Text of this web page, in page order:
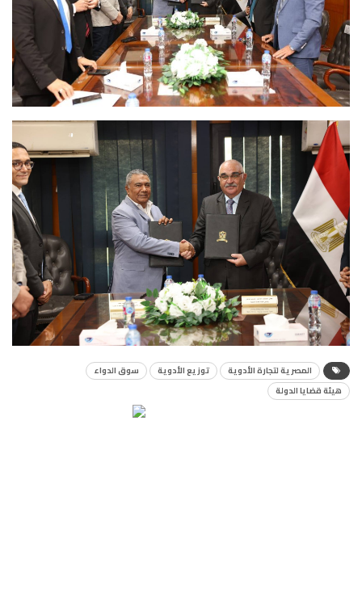
المصرية لتجارة الأدوية توزيع الأدوية
سوق الدواء
هيئة قضايا الدولة